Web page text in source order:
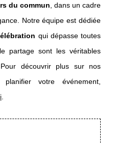
du commun , dans un cadre
Notre équipe est dédiée
qui dépasse toutes
partage sont les véritables
découvrir plus sur nos
votre événement,